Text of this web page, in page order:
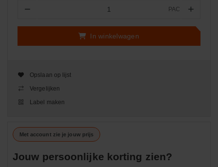
− PAC +
In winkelwagen
Opslaan op lijst
Vergelijken
Label maken
Met account zie je jouw prijs
Jouw persoonlijke korting zien?